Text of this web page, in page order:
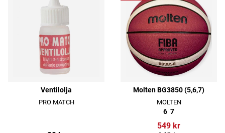
Ventilolja
PRO MATCH
Molten BG3850 (5,6,7)
MOLTEN
6 7
549 kr